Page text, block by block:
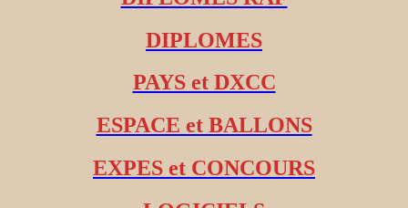
DIPLOMES
PAYS et DXCC
ESPACE et BALLONS
EXPES et CONCOURS